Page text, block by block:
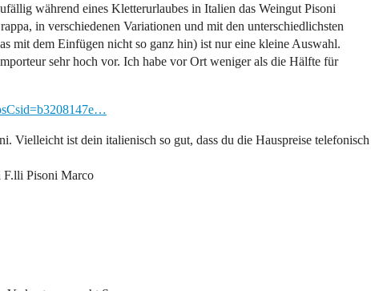
während eines Kletterurlaubes in Italien das Weingut Pisoni
in verschiedenen Variationen und mit den unterschiedlichsten
mit dem Einfügen nicht so ganz hin) ist nur eine kleine Auswahl.
sehr hoch vor. Ich habe vor Ort weniger als die Hälfte für
Vielleicht ist dein italienisch so gut, dass du die Hauspreise telefonisch
Pisoni Marco